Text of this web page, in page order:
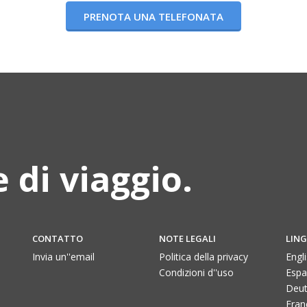
PRENOTA UNA TELEFONATA
di viaggio.
CONTATTO
Invia un''email
NOTE LEGALI
Politica della privacy
Condizioni d''uso